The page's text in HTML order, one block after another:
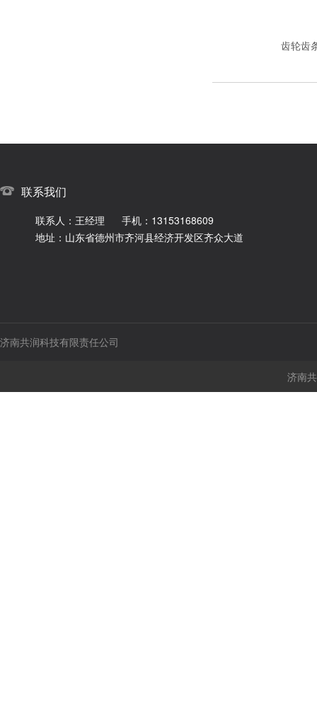
齿轮齿条
联系我们
联系人：王经理
手机：13153168609
地址：山东省德州市齐河县经济开发区齐众大道
济南共润科技有限责任公司
济南